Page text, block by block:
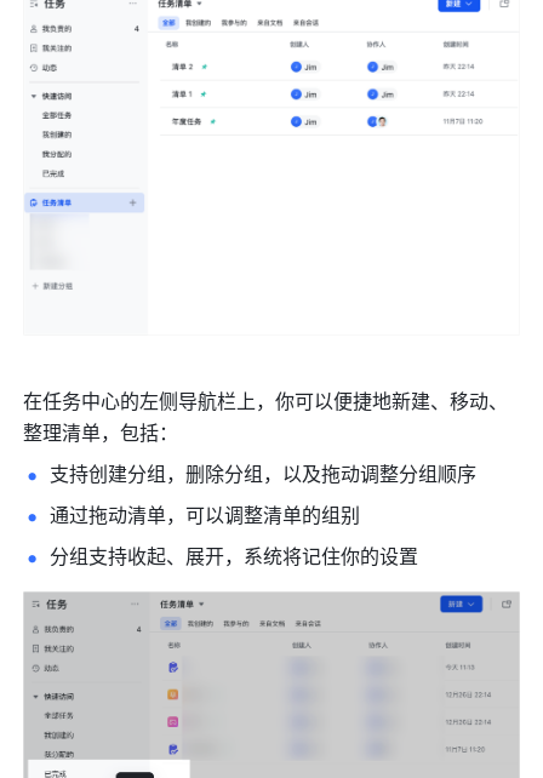
在任务中心的左侧导航栏上，你可以便捷地新建、移动、
整理清单，包括：
支持创建分组，删除分组，以及拖动调整分组顺序
通过拖动清单，可以调整清单的组别
分组支持收起、展开，系统将记住你的设置